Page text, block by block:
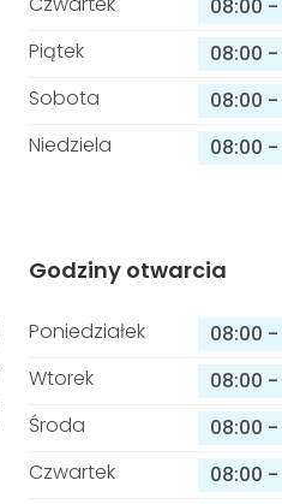
08:00 -
Piątek
08:00 -
Sobota
08:00 -
Niedziela
08:00 -
Godziny otwarcia
Poniedziałek 08:00 -
Wtorek
08:00 -
Środa
08:00 -
Czwartek
08:00 -